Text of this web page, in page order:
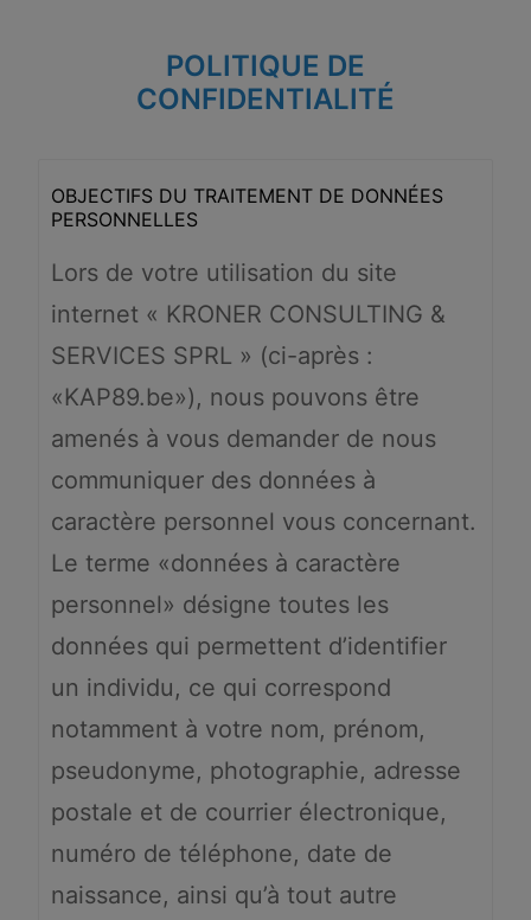
POLITIQUE DE
CONFIDENTIALITÉ
OBJECTIFS DU TRAITEMENT DE DONNÉES
PERSONNELLES
Lors de votre utilisation du site
internet « KRONER CONSULTING &
SERVICES SPRL » (ci-après :
«KAP89.be»), nous pouvons être
amenés à vous demander de nous
communiquer des données à
caractère personnel vous concernant.
Le terme «données à caractère
personnel» désigne toutes les
données qui permettent d’identifier
un individu, ce qui correspond
notamment à votre nom, prénom,
pseudonyme, photographie, adresse
postale et de courrier électronique,
numéro de téléphone, date de
naissance, ainsi qu’à tout autre